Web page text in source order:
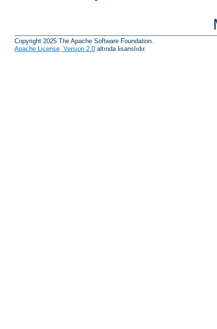
Copyright 2025 The Apache Software Foundation.
Apache License, Version 2.0 altında lisanslıdır.